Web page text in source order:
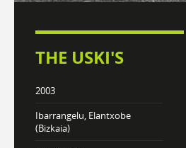
THE USKI'S
2003
Ibarrangelu, Elantxobe
(Bizkaia)